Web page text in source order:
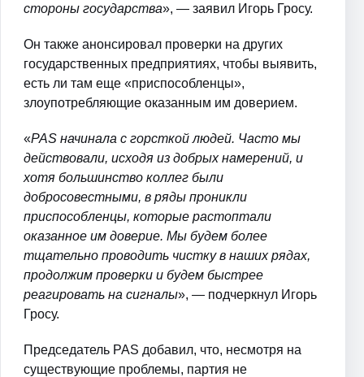
стороны государства», — заявил Игорь Гросу.
Он также анонсировал проверки на других
государственных предприятиях, чтобы выявить,
есть ли там еще «приспособленцы»,
злоупотребляющие оказанным им доверием.
«PAS начинала с горсткой людей. Часто мы
действовали, исходя из добрых намерений, и
хотя большинство коллег были
добросовестными, в ряды проникли
приспособленцы, которые растоптали
оказанное им доверие. Мы будем более
тщательно проводить чистку в наших рядах,
продолжим проверки и будем быстрее
реагировать на сигналы», — подчеркнул Игорь
Гросу.
Председатель PAS добавил, что, несмотря на
существующие проблемы, партия не